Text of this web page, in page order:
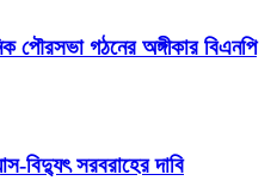
গঠনের অঙ্গীকার বিএনপি
বিদ্যুৎ সরবরাহের দাবি